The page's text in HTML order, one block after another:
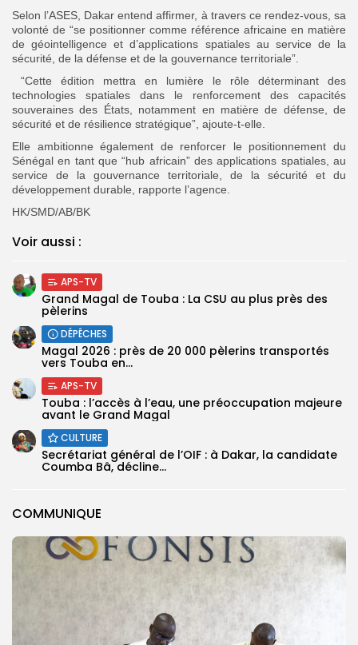
COMMUNIQUE
Selon l’ASES, Dakar entend affirmer, à travers ce rendez-vous, sa
volonté de “se positionner comme référence africaine en matière
de géointelligence et d’applications spatiales au service de la
sécurité, de la défense et de la gouvernance territoriale”.
“Cette édition mettra en lumière le rôle déterminant des
technologies spatiales dans le renforcement des capacités
souveraines des États, notamment en matière de défense, de
sécurité et de résilience stratégique”, ajoute-t-elle.
Elle ambitionne également de renforcer le positionnement du
Sénégal en tant que “hub africain” des applications spatiales, au
service de la gouvernance territoriale, de la sécurité et du
développement durable, rapporte l’agence.
HK/SMD/AB/BK
Voir aussi :
APS-TV
Grand Magal de Touba : La CSU au plus près des
pèlerins
DÉPÊCHES
Magal 2026 : près de 20 000 pèlerins transportés
vers Touba en...
APS-TV
Touba : l’accès à l’eau, une préoccupation majeure
avant le Grand Magal
CULTURE
Secrétariat général de l’OIF : à Dakar, la candidate
Coumba Bâ, décline...